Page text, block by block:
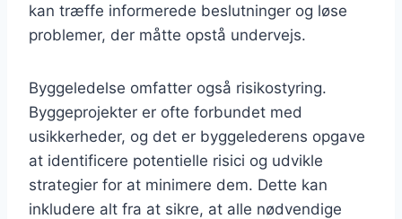
kan træffe informerede beslutninger og løse
problemer, der måtte opstå undervejs.
Byggeledelse omfatter også risikostyring.
Byggeprojekter er ofte forbundet med
usikkerheder, og det er byggelederens opgave
at identificere potentielle risici og udvikle
strategier for at minimere dem. Dette kan
inkludere alt fra at sikre, at alle nødvendige